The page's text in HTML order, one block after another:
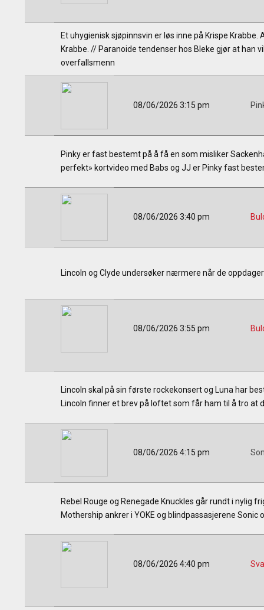
Et uhygienisk sjøpinnsvin er løs inne på Krispe
Krabbe. // Paranoide tendenser hos Bleke gjør at han
overfallsmenn
08/06/2026 3:15 pm
Pinky er fast bestemt på å få en som misliker
perfekt» kortvideo med Babs og JJ er Pinky fast
08/06/2026 3:40 pm
Lincoln og Clyde undersøker nærmere når de
08/06/2026 3:55 pm
Lincoln skal på sin første rockekonsert og Luna har
Lincoln finner et brev på loftet som får ham til å tro at
08/06/2026 4:15 pm
Rebel Rouge og Renegade Knuckles går rundt i nylig
Mothership ankrer i YOKE og blindpassasjerene
08/06/2026 4:40 pm